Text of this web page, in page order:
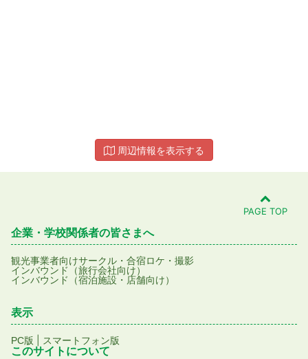
周辺情報を表示する
PAGE TOP
企業・学校関係者の皆さまへ
観光事業者向けサークル・合宿ロケ・撮影
インバウンド（旅行会社向け）
インバウンド（宿泊施設・店舗向け）
表示
PC版 スマートフォン版
このサイトについて